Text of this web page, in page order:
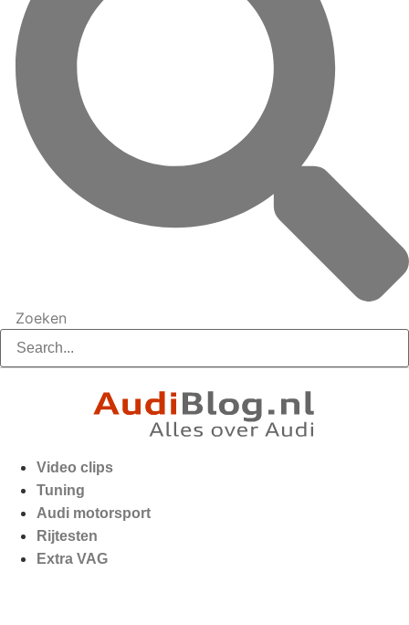
Zoeken
Video clips
Tuning
Audi motorsport
Rijtesten
Extra VAG